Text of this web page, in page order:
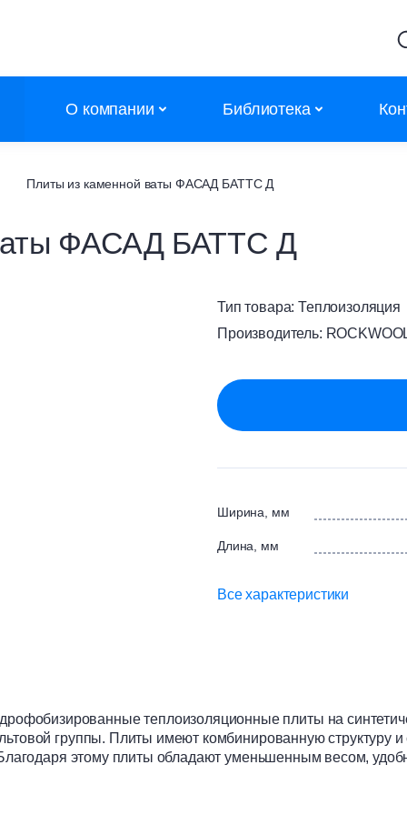
О компании
Объекты
Новости
Библиотека
Сертификаты
Сертификаты дилеров
Каталоги
Плиты из каменной ваты ФАСАД БАТТС Д
ФАСАД БАТТС Д
Тип товара: Теплоизоляция
Производитель:
Ширина, мм
Длина, мм
Все характеристики
теплоизоляционные плиты на
группы. Плиты имеют комбинированную структуру и
этому плиты обладают уменьшенным весом,